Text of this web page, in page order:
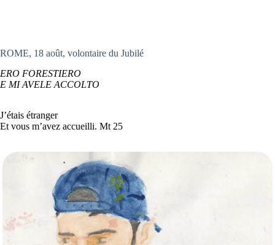
ROME, 18 août, volontaire du Jubilé
ERO FORESTIERO
E MI AVELE ACCOLTO
J’étais étranger
Et vous m’avez accueilli. Mt 25